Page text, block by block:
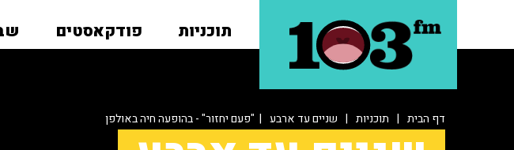
תוכניות פודקאסטים
דף הבית | תוכניות | שניים עד ארבע | "פעם יחזור" - בהופעה חיה באולפן